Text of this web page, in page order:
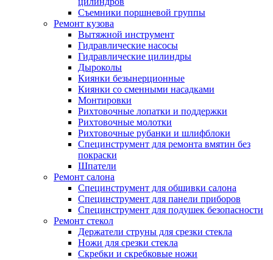
Съемники поршневой группы
Ремонт кузова
Вытяжной инструмент
Гидравлические насосы
Гидравлические цилиндры
Дыроколы
Киянки безынерционные
Киянки со сменными насадками
Монтировки
Рихтовочные лопатки и поддержки
Рихтовочные молотки
Рихтовочные рубанки и шлифблоки
Специнструмент для ремонта вмятин без
покраски
Шпатели
Ремонт салона
Специнструмент для обшивки салона
Специнструмент для панели приборов
Специнструмент для подушек безопасности
Ремонт стекол
Держатели струны для срезки стекла
Ножи для срезки стекла
Скребки и скребковые ножи